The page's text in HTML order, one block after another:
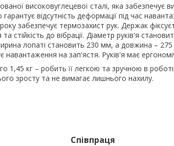
високовуглецевої сталі, яка забезпечує
відсутність деформації під час
забезпечує термозахист рук. Держак
стійкість до вібрації. Діаметр руків'я
лопаті становить 230 мм, а довжина –
навантаження на зап'ястя. Руків'я має
1,45 кг – робить її легкою та зручною в
зросту та не вимагає лишнього нахилу.
Співпраця